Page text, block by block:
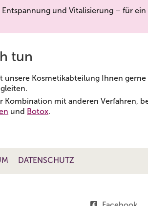
Entspannung und Vitalisierung – für
tun
unsere Kosmetikabteilung Ihnen
Kombination mit anderen Verfahren,
und Botox.
DATENSCHUTZ